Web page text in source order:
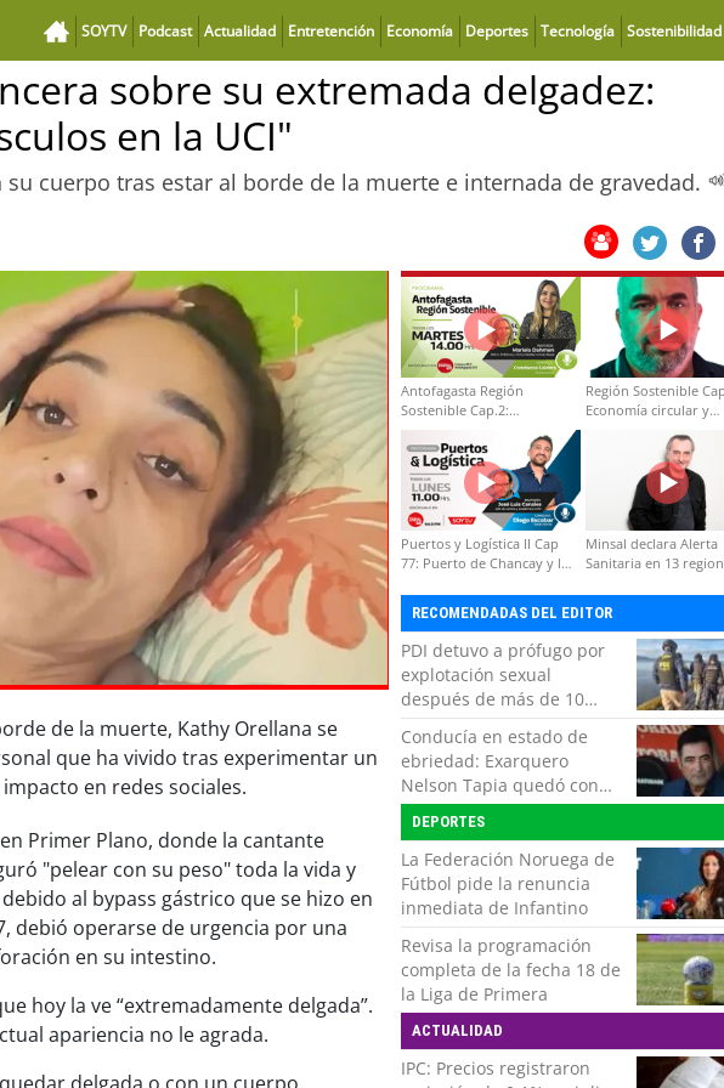
SOYTV Podcast Actualidad Entretención Economía Deportes Tecnología Sostenibilidad
sobre su extremada delgadez:
en la UCI"
cuerpo tras estar al borde de la muerte e internada de gravedad.
de la muerte, Kathy Orellana se
que ha vivido tras experimentar un
en redes sociales.
Primer Plano, donde la cantante
"pelear con su peso" toda la vida y
al bypass gástrico que se hizo en
debió operarse de urgencia por una
en su intestino.
hoy la ve “extremadamente delgada”.
apariencia no le agrada.
Antofagasta Región
Sostenible Cap.2:
Educación ambiental y
formación de capacidades
técnicas
Región Sostenible
Economía circular y
Puertos y Logística II Cap
77: Puerto de Chancay y la
Minsal declara Alerta
Sanitaria en 13
RECOMENDADAS DEL EDITOR
PDI detuvo a prófugo por
explotación sexual
después de más de 10
horas de navegación en la
zona austral
Conducía en estado de
ebriedad: Exarquero
Nelson Tapia quedó con
lesiones graves tras
accidente vehicular
DEPORTES
La Federación Noruega de
Fútbol pide la renuncia
inmediata de Infantino
Revisa la programación
completa de la fecha 18 de
la Liga de Primera
ACTUALIDAD
IPC: Precios registraron